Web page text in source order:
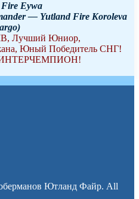
Eywa
— Yutland Fire Koroleva
Лучший Юниор,
Юный Победитель СНГ!
Ютланд Файр. All